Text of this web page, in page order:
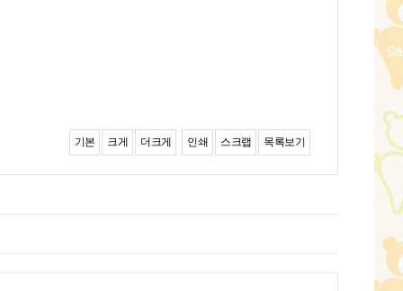
기본 크게 더크게 인쇄 스크랩 목록보기